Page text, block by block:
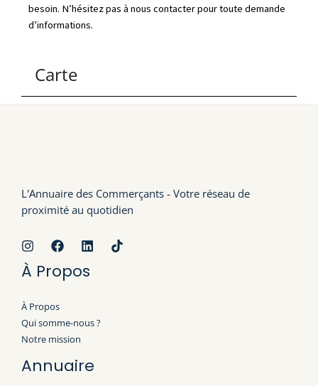
besoin. N’hésitez pas à nous contacter pour toute demande
d’informations.
Carte
L'Annuaire des Commerçants - Votre réseau de
proximité au quotidien
À Propos
À Propos
Qui somme-nous ?
Notre mission
Annuaire